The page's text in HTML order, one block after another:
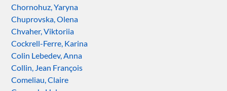
Chornohuz, Yaryna
Chuprovska, Olena
Chvaher, Viktoriia
Cockrell-Ferre, Karina
Colin Lebedev, Anna
Collin, Jean François
Comeliau, Claire